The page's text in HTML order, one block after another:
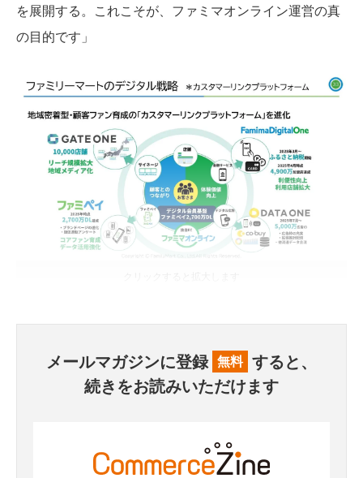
を展開する。これこそが、ファミマオンライン運営の真
の目的です」
メールマガジンに登録 無料 すると、
続きをお読みいただけます